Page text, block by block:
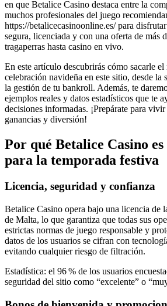
en que Betalice Casino destaca entre la
muchos profesionales del juego
https://betalicecasinoonline.es/ para
segura, licenciada y con una oferta de más
tragaperras hasta casino en vivo.
En este artículo descubrirás cómo sacarle
celebración navideña en este sitio, desde la
la gestión de tu bankroll. Además, te
ejemplos reales y datos estadísticos que te
decisiones informadas. ¡Prepárate para
ganancias y diversión!
Por qué Betalice Casino
para la temporada festiva
Licencia, seguridad y confianza
Betalice Casino opera bajo una licencia de
de Malta, lo que garantiza que todas sus
estrictas normas de juego responsable y
datos de los usuarios se cifran con
evitando cualquier riesgo de filtración.
Estadística: el 96 % de los usuarios
seguridad del sitio como “excelente” o